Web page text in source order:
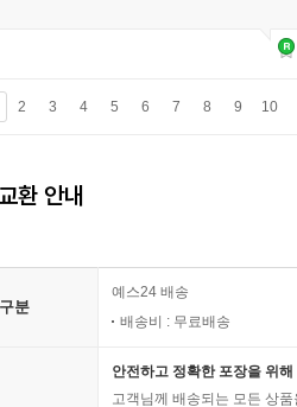
2 3 4 5 6 7 8 9 10
환 안내
분
예스24 배송
배송비 : 무료배송
안전하고 정확한 포장을 위
고객님께 배송되는 모든 상